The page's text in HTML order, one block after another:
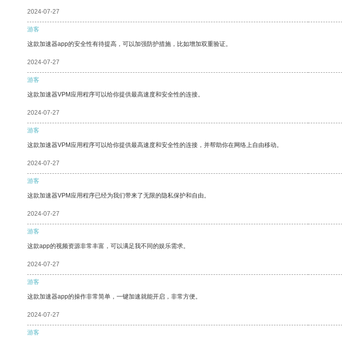
2024-07-27
游客
这款加速器app的安全性有待提高，可以加强防护措施，比如增加双重验证。
2024-07-27
游客
这款加速器VPM应用程序可以给你提供最高速度和安全性的连接。
2024-07-27
游客
这款加速器VPM应用程序可以给你提供最高速度和安全性的连接，并帮助你在网络上自由移动。
2024-07-27
游客
这款加速器VPM应用程序已经为我们带来了无限的隐私保护和自由。
2024-07-27
游客
这款app的视频资源非常丰富，可以满足我不同的娱乐需求。
2024-07-27
游客
这款加速器app的操作非常简单，一键加速就能开启，非常方便。
2024-07-27
游客